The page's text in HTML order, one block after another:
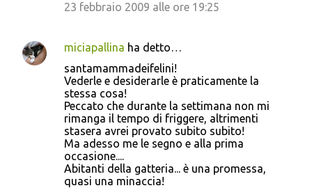
23 febbraio 2009 alle ore 19:25
miciapallina ha detto…
santamammadeifelini!
Vederle e desiderarle è praticamente la
stessa cosa!
Peccato che durante la settimana non mi
rimanga il tempo di friggere, altrimenti
stasera avrei provato subito subito!
Ma adesso me le segno e alla prima
occasione....
Abitanti della gatteria... è una promessa,
quasi una minaccia!